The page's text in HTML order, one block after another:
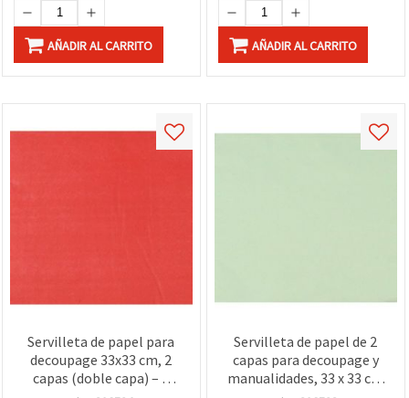
AÑADIR AL CARRITO AÑADIR AL CARRITO
Servilleta de papel para
decoupage 33x33 cm, 2
capas (doble capa) – 1
Servilleta de papel de 2
capas para decoupage y
manualidades, 33 x 33 cm